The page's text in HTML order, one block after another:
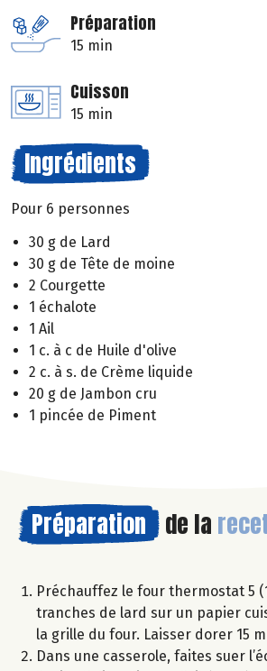
Préparation
15 min
Cuisson
15 min
Ingrédients
Pour 6 personnes
30 g de Lard
30 g de Tête de moine
2 Courgette
1 échalote
1 Ail
1 c. à c de Huile d'olive
2 c. à s. de Crème liquide
20 g de Jambon cru
1 pincée de Piment
Préparation de la
Préchauffez le four thermostat 5
tranches de lard sur un papier
la grille du four. Laisser dorer 15
Dans une casserole, faites suer